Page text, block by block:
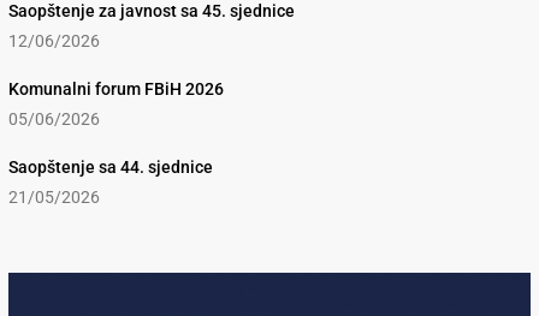
Saopštenje za javnost sa 45. sjednice
12/06/2026
Komunalni forum FBiH 2026
05/06/2026
Saopštenje sa 44. sjednice
21/05/2026